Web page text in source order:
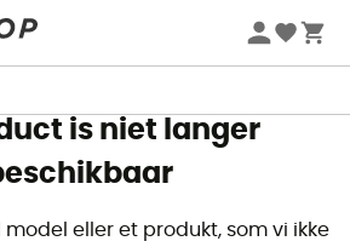
🔥 -5% EXTRA vanaf 2 producten* met
is niet langer
eller et produkt, som vi ikke